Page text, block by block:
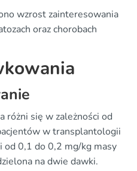
wzrost zainteresowania
oraz chorobach
różni się w zależności od
w transplantologii
od 0,1 do 0,2 mg/kg masy
na dwie dawki.